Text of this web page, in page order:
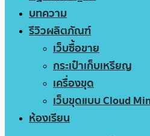
บทความ
รีวิวผลิตภัณฑ์
เว็บซื้อขาย
กระเป๋าเก็บเหรียญ
เครื่องขุด
เว็บขุดแบบ Cloud
ห้องเรียน